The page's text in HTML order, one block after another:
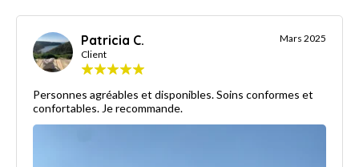
Patricia C.
Client
Mars 2025
Personnes agréables et disponibles. Soins conformes et
confortables. Je recommande.